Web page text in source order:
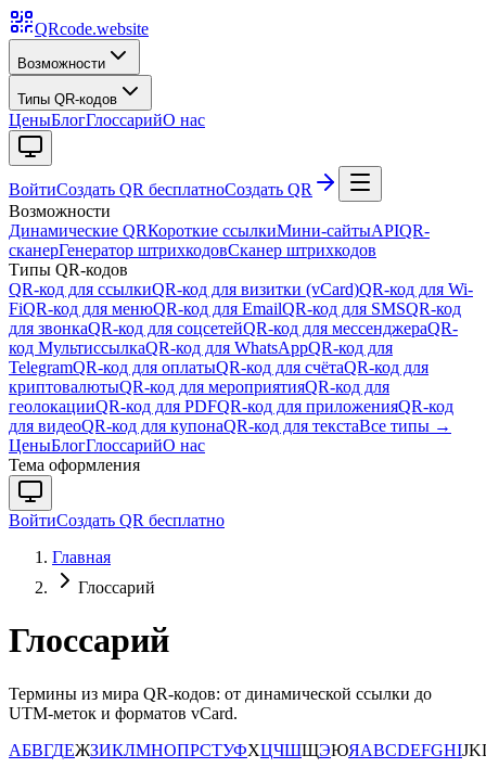
QRcode.website
Возможности
Типы QR-кодов
ЦеныБлогГлоссарийО нас
ВойтиСоздать QR бесплатноСоздать QR
Возможности
Динамические QRКороткие ссылкиМини-сайтыAPIQR-
сканерГенератор штрихкодовСканер штрихкодов
Типы QR-кодов
QR-код для ссылкиQR-код для визитки (vCard)QR-код для Wi-
FiQR-код для менюQR-код для EmailQR-код для SMSQR-код
для звонкаQR-код для соцсетейQR-код для мессенджераQR-
код МультиссылкаQR-код для WhatsAppQR-код для
TelegramQR-код для оплатыQR-код для счётаQR-код для
криптовалютыQR-код для мероприятияQR-код для
геолокацииQR-код для PDFQR-код для приложенияQR-код
для видеоQR-код для купонаQR-код для текстаВсе типы →
ЦеныБлогГлоссарийО нас
Тема оформления
ВойтиСоздать QR бесплатно
Главная
Глоссарий
Глоссарий
Термины из мира QR-кодов: от динамической ссылки до
UTM-меток и форматов vCard.
АБВГДЕЖЗИКЛМНОПРСТУФХЦЧШЩЭЮЯABCDEFGHIJK